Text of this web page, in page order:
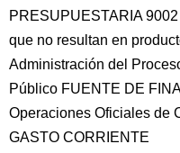
PRESUPUESTARIA
que no resultan en
Administración del
Público FUENTE DE
Operaciones Oficiales de
GASTO CORRIENTE